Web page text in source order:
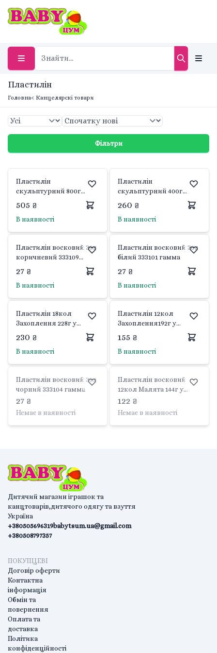
Пластилін
Головна< Канцелярскі товари
Фільтри
Пластилін
скульптурний 800г
твердий білий 402304
Гамма
505 ₴
В наявності
Пластилін
скульптурний 400г
твердий білий 401304
Гамма
260 ₴
В наявності
Пластилін восковий 30г
коричневий 333109
27 ₴
В наявності
Пластилін восковий 30г
білий 333101 гамма
27 ₴
В наявності
Пластилін 18кол
Захоплення 228г у
коробці 200315 гамма
230 ₴
В наявності
Пластилін 12кол
Захоплення192г у
коробці 200312 гамма
155 ₴
В наявності
Пластилін восковий 30г
чорний 333104 гамма
27 ₴
Немає в наявності
Пластилін восковий
12кол Малята 144г у
коробці 100305 гамма
122 ₴
Немає в наявності
Дитячий магазин іграшок та
канцтоварів,дитячого одягу та взуття
Україна
+380505696319
+380508797357
babytsum.ua@gmail.com
ПОКУПЦЕВІ
Договір оферти
Контактна
інформація
Обмін та
повернення
Оплата та
доставка
Політика
конфіденційності